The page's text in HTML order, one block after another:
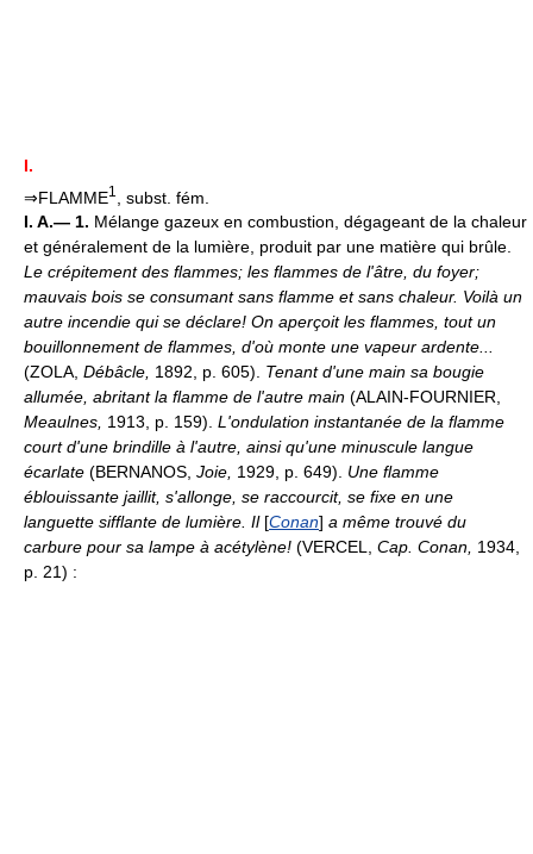
I.
⇒FLAMME1
, subst. fém.
I. A.— 1. Mélange gazeux en combustion, dégageant de la chaleur
et généralement de la lumière, produit par une matière qui brûle.
Le crépitement des flammes; les flammes de l'âtre, du foyer;
mauvais bois se consumant sans flamme et sans chaleur. Voilà un
autre incendie qui se déclare! On aperçoit les flammes, tout un
bouillonnement de flammes, d'où monte une vapeur ardente...
(ZOLA, Débâcle, 1892, p. 605). Tenant d'une main sa bougie
allumée, abritant la flamme de l'autre main (ALAIN-FOURNIER,
Meaulnes, 1913, p. 159). L'ondulation instantanée de la flamme
court d'une brindille à l'autre, ainsi qu'une minuscule langue
écarlate (BERNANOS, Joie, 1929, p. 649). Une flamme
éblouissante jaillit, s'allonge, se raccourcit, se fixe en une
languette sifflante de lumière. Il[Conan] a même trouvé du
carbure pour sa lampe à acétylène! (VERCEL, Cap. Conan, 1934,
p. 21) :